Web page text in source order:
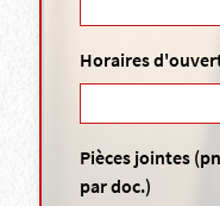
Horaires
Pièces jointes
par doc.)